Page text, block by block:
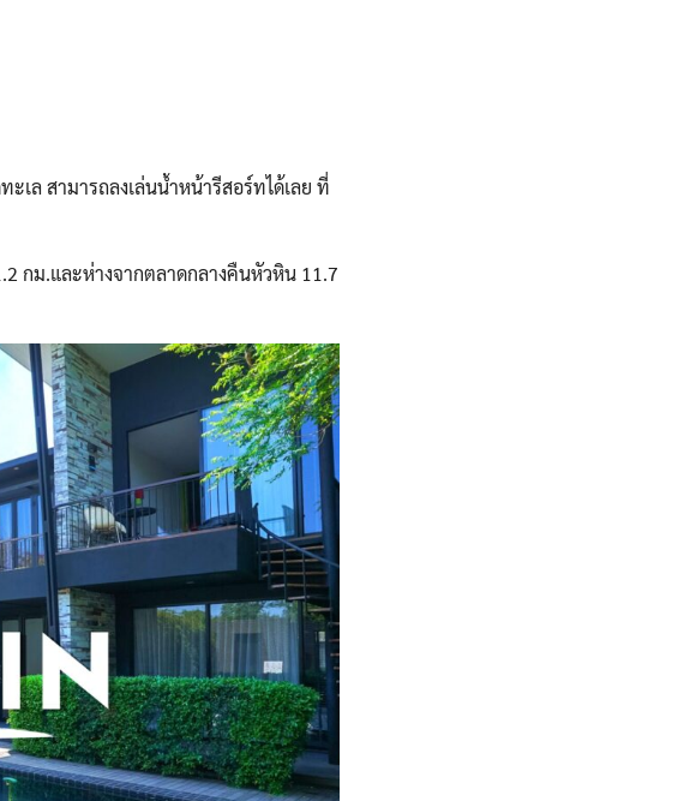
เล สามารถลงเล่นน้ำหน้ารีสอร์ทได้เลย ที่
กม.และห่างจากตลาดกลางคืนหัวหิน 11.7